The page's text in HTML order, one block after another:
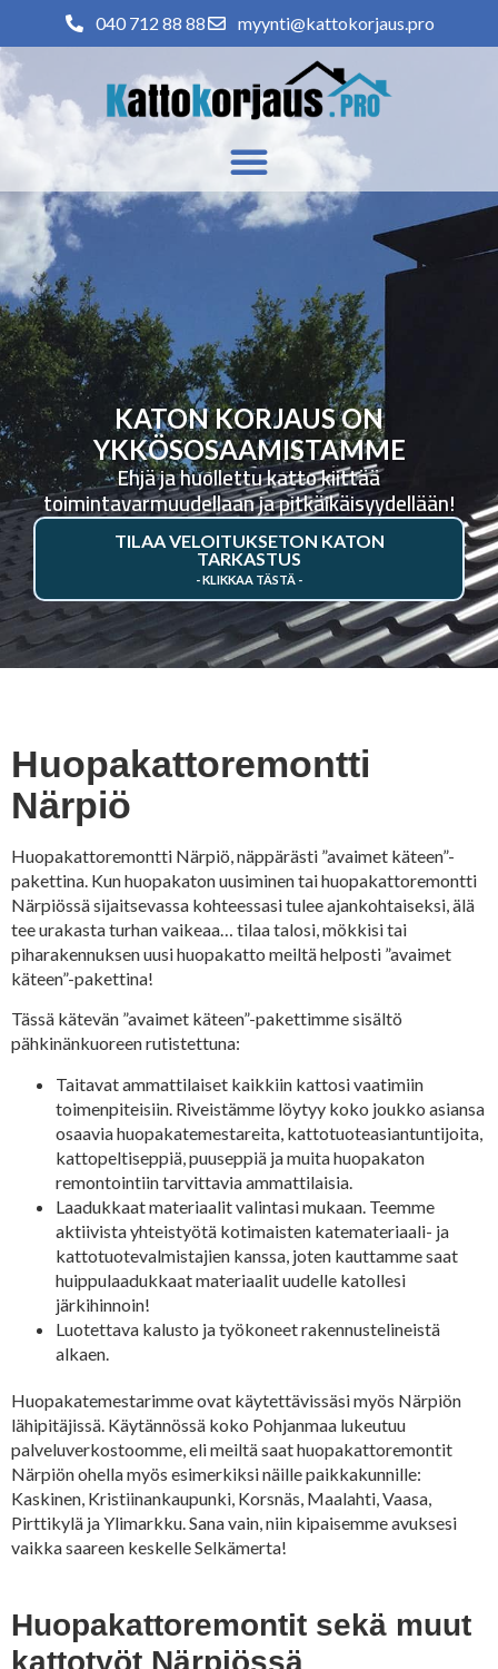
040 712 88 88 myynti@kattokorjaus.pro
KATON KORJAUS ON
YKKÖSOSAAMISTAMME
Ehjä ja huollettu katto kiittää
toimintavarmuudellaan ja pitkäikäisyydellään!
TILAA VELOITUKSETON KATON
TARKASTUS
Huopakattoremontti
Närpiö
Huopakattoremontti Närpiö, näppärästi ”avaimet käteen”-
pakettina. Kun huopakaton uusiminen tai huopakattoremontti
Närpiössä sijaitsevassa kohteessasi tulee ajankohtaiseksi, älä
tee urakasta turhan vaikeaa… tilaa talosi, mökkisi tai
piharakennuksen uusi huopakatto meiltä helposti ”avaimet
käteen”-pakettina!
Tässä kätevän ”avaimet käteen”-pakettimme sisältö
pähkinänkuoreen rutistettuna:
Taitavat ammattilaiset kaikkiin kattosi vaatimiin
toimenpiteisiin. Riveistämme löytyy koko joukko asiansa
osaavia huopakatemestareita, kattotuoteasiantuntijoita,
kattopeltiseppiä, puuseppiä ja muita huopakaton
remontointiin tarvittavia ammattilaisia.
Laadukkaat materiaalit valintasi mukaan. Teemme
aktiivista yhteistyötä kotimaisten katemateriaali- ja
kattotuotevalmistajien kanssa, joten kauttamme saat
huippulaadukkaat materiaalit uudelle katollesi
järkihinnoin!
Luotettava kalusto ja työkoneet rakennustelineistä
alkaen.
Huopakatemestarimme ovat käytettävissäsi myös Närpiön
lähipitäjissä. Käytännössä koko Pohjanmaa lukeutuu
palveluverkostoomme, eli meiltä saat huopakattoremontit
Närpiön ohella myös esimerkiksi näille paikkakunnille:
Kaskinen, Kristiinankaupunki, Korsnäs, Maalahti, Vaasa,
Pirttikylä ja Ylimarkku. Sana vain, niin kipaisemme avuksesi
vaikka saareen keskelle Selkämerta!
Huopakattoremontit sekä muut
kattotyöt Närpiössä